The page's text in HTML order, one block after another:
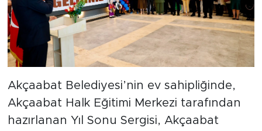
Akçaabat Belediyesi’nin ev sahipliğinde,
Akçaabat Halk Eğitimi Merkezi tarafından
hazırlanan Yıl Sonu Sergisi, Akçaabat